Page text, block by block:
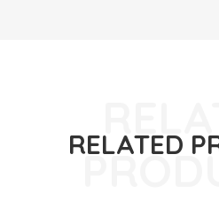
RELATED